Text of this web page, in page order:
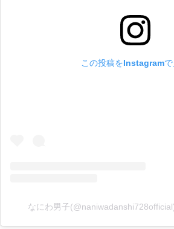
この投稿をInstagramで
なにわ男子